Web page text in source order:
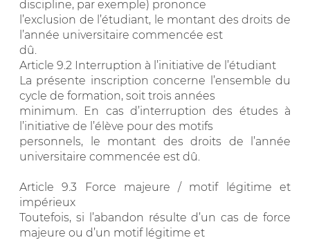
discipline, par exemple) prononce
l’exclusion de l’étudiant, le montant des droits de
l’année universitaire commencée est
dû.
Article 9.2 Interruption à l’initiative de l’étudiant
La présente inscription concerne l’ensemble du
cycle de formation, soit trois années
minimum. En cas d’interruption des études à
l’initiative de l’élève pour des motifs
personnels, le montant des droits de l’année
universitaire commencée est dû.
Article 9.3 Force majeure / motif légitime et
impérieux
Toutefois, si l’abandon résulte d’un cas de force
majeure ou d’un motif légitime et